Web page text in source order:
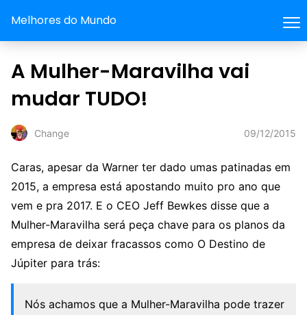
Melhores do Mundo
A Mulher-Maravilha vai
mudar TUDO!
Change 09/12/2015
Caras, apesar da Warner ter dado umas patinadas em
2015, a empresa está apostando muito pro ano que
vem e pra 2017. E o CEO Jeff Bewkes disse que a
Mulher-Maravilha será peça chave para os planos da
empresa de deixar fracassos como O Destino de
Júpiter para trás:
Nós achamos que a Mulher-Maravilha pode trazer